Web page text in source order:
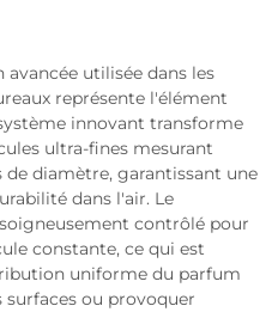
utilisée dans les
représente l'élément
innovant transforme
ultra-fines mesurant
diamètre, garantissant une
dans l'air. Le
contrôlé pour
constante, ce qui est
uniforme du parfum
surfaces ou provoquer